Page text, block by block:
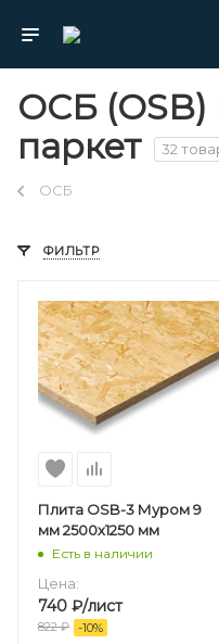
ОСБ (OSB)
паркет
32
ОСБ
ФИЛЬТР
Плита OSB-3 Муром 9
мм 2500х1250 мм
Есть в наличии
Цена:
740 ₽/лист
822₽ -10%